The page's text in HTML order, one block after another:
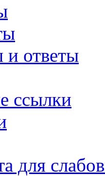
ответы
ссылки
для